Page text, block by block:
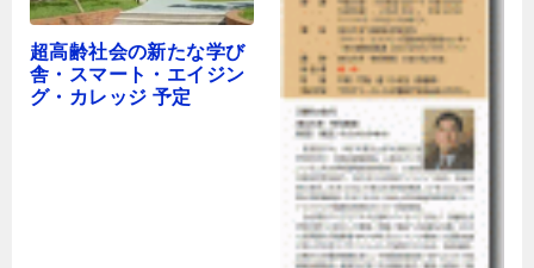
超高齢社会の新たな学び
舎・スマート・エイジン
グ・カレッジ 予定